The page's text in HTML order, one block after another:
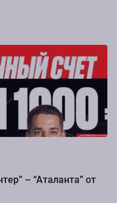
– “Аталанта” от